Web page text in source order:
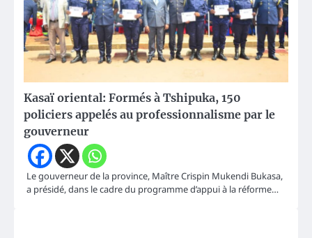
Kasaï oriental: Formés à Tshipuka, 150
policiers appelés au professionnalisme par le
gouverneur
Le gouverneur de la province, Maître Crispin Mukendi Bukasa,
a présidé, dans le cadre du programme d’appui à la réforme…